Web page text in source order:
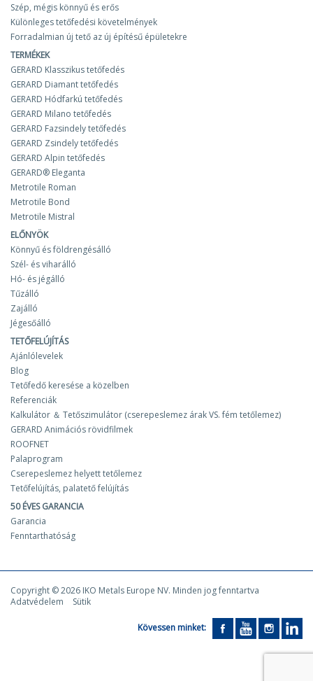
Szép, mégis könnyű és erős
Különleges tetőfedési követelmények
Forradalmian új tető az új építésű épületekre
TERMÉKEK
GERARD Klasszikus tetőfedés
GERARD Diamant tetőfedés
GERARD Hódfarkú tetőfedés
GERARD Milano tetőfedés
GERARD Fazsindely tetőfedés
GERARD Zsindely tetőfedés
GERARD Alpin tetőfedés
GERARD® Eleganta
Metrotile Roman
Metrotile Bond
Metrotile Mistral
ELŐNYÖK
Könnyű és földrengésálló
Szél- és viharálló
Hó- és jégálló
Tűzálló
Zajálló
Jégesőálló
TETŐFELÚJÍTÁS
Ajánlólevelek
Blog
Tetőfedő keresése a közelben
Referenciák
Kalkulátor ＆ Tetőszimulátor (cserepeslemez árak VS. fém tetőlemez)
GERARD Animációs rövidfilmek
ROOFNET
Palaprogram
Cserepeslemez helyett tetőlemez
Tetőfelújítás, palatető felújítás
50 ÉVES GARANCIA
Garancia
Fenntarthatóság
Copyright © 2026 IKO Metals Europe NV. Minden jog fenntartva
Adatvédelem
Sütik
Kövessen minket: